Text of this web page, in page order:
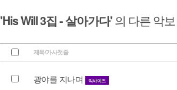
'His Will 3집 - 살아가다'의 다른 악보
제목/가사첫줄
광야를 지나며 빅사이즈